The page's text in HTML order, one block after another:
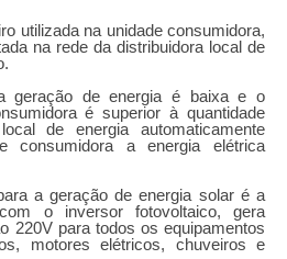
utilizada na unidade consumidora,
na rede da distribuidora local de
geração de energia é baixa e o
é superior à quantidade
de energia automaticamente
consumidora a energia elétrica
a geração de energia solar é a
o inversor fotovoltaico, gera
220V para todos os equipamentos
motores elétricos, chuveiros e